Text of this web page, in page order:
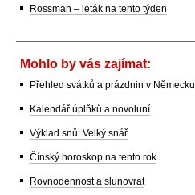
Rossman – leták na tento týden
Mohlo by vás zajímat:
Přehled svátků a prázdnin v Německu
Kalendář úplňků a novoluní
Výklad snů: Velký snář
Čínský horoskop na tento rok
Rovnodennost a slunovrat